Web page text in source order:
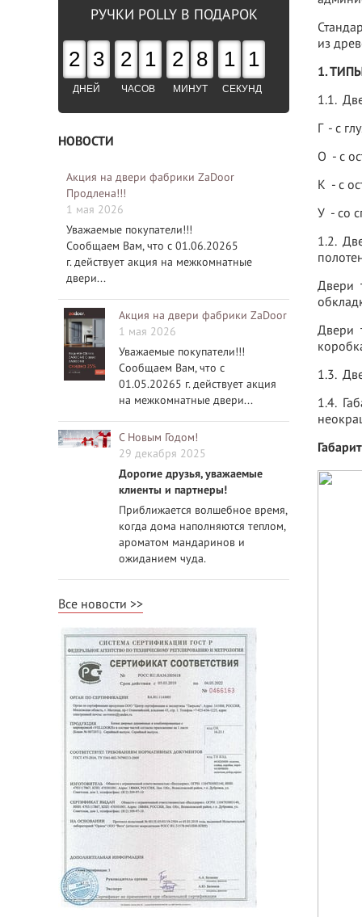
РУЧКИ POLLY В ПОДАРОК
2 3
ДНЕЙ
2 1
ЧАСОВ
2 8
МИНУТ
1 1
СЕКУНД
НОВОСТИ
Акция на двери фабрики ZaDoor
Продлена!!!
1 мая 2026
Уважаемые покупатели!!!
Сообщаем Вам, что с 01.06.20265
г. действует акция на межкомнатные
двери...
Акция на двери фабрики ZaDoor
1 мая 2026
Уважаемые покупатели!!!
Сообщаем Вам, что с
01.05.20265 г. действует акция
на межкомнатные двери...
С Новым Годом!
29 декабря 2025
Дорогие друзья, уважаемые
клиенты и партнеры!
Приближается волшебное время,
когда дома наполняются теплом,
ароматом мандаринов и
ожиданием чуда.
Все новости
из
1.
1.1.
Г - с
О - с
К - с
У - со
1.2.
Двери
Двери
1.3.
1.4.